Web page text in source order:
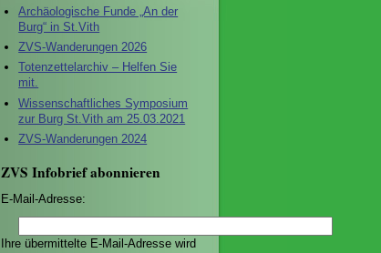
Archäologische Funde „An der
Burg“ in St.Vith
ZVS-Wanderungen 2026
Totenzettelarchiv – Helfen Sie
mit.
Wissenschaftliches Symposium
zur Burg St.Vith am 25.03.2021
ZVS-Wanderungen 2024
ZVS Infobrief abonnieren
E-Mail-Adresse:
Ihre übermittelte E-Mail-Adresse wird